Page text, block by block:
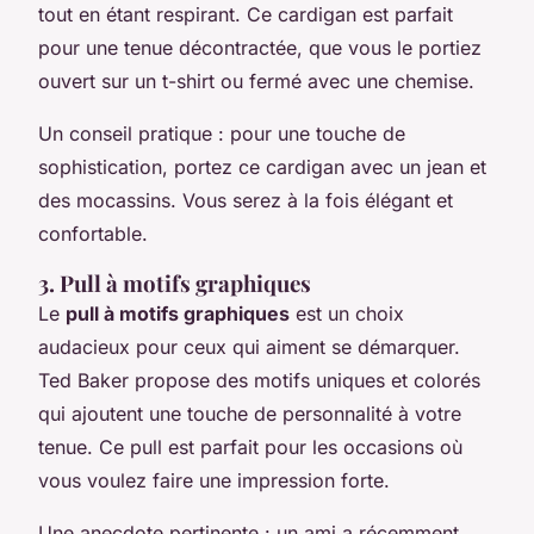
tout en étant respirant. Ce cardigan est parfait
pour une tenue décontractée, que vous le portiez
ouvert sur un t-shirt ou fermé avec une chemise.
Un conseil pratique : pour une touche de
sophistication, portez ce cardigan avec un jean et
des mocassins. Vous serez à la fois élégant et
confortable.
3. Pull à motifs graphiques
Le pull à motifs graphiques est un choix
audacieux pour ceux qui aiment se démarquer.
Ted Baker propose des motifs uniques et colorés
qui ajoutent une touche de personnalité à votre
tenue. Ce pull est parfait pour les occasions où
vous voulez faire une impression forte.